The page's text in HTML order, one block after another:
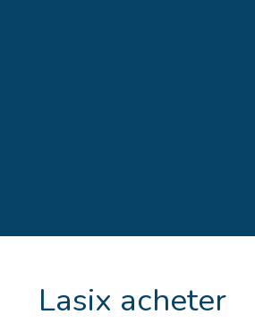
Lasix acheter